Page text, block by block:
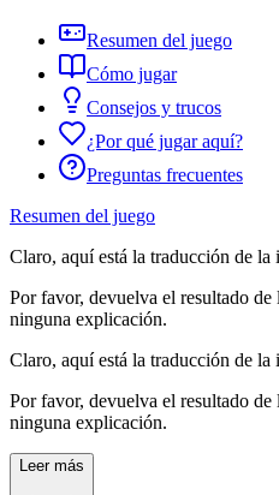
Resumen del juego
Cómo jugar
Consejos y trucos
¿Por qué jugar aquí?
Preguntas frecuentes
Resumen del juego
Claro, aquí está la traducción de
Por favor, devuelva el resultado
ninguna explicación.
Claro, aquí está la traducción de
Por favor, devuelva el resultado
ninguna explicación.
Leer más